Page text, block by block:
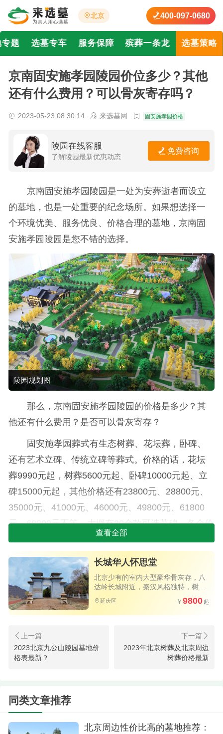
北京 400-097-0680
题 选墓专车 服务保障 殡葬一条龙 选墓策略
京南固安施孝园陵园价位多少？其他
还有什么费用？可以骨灰寄存吗？
2023-05-23 08:30:14 来选墓网 固安施孝园价格
陵园在线客服
了解陵园最新优惠动态
免费咨询
京南固安施孝园陵园是一处为安葬逝者而设立
的墓地，也是一处重要的纪念场所。如果想选择一
个环境优美、服务优良、价格合理的墓地，京南固
安施孝园陵园是您不错的选择。
陵园规划图
那么，京南固安施孝园陵园的价格是多少？其
他还有什么费用？是否可以骨灰寄存？
固安施孝园葬式有生态树葬、花坛葬，卧碑、
还有艺术立碑、传统立碑等葬式。价格的话，花坛
葬9990元起，树葬5600元起、卧碑10000元起、立
碑15000元起，其他价格还有23800元、28800元、
35000元、41000元、46000元、49800元、61800
元、68800元不等，大概有30余款可选墓碑，各个价
位都有，可以说性价比十足，可以满足不同用户需
求。
京南固安施孝园陵园的价格是根据墓地的类
型、位置、面积等因素而定的。一般来说，墓地的
价格越高，墓穴的面积越大，服务也越好。但是，
咨询我们的客服人员，他们会为您提供更加详细的
信息。咨询热线400-0970680
用。例如，管理费、服务费、清明节祭扫费等等。
这些费用都是根据您的具体情况而定的，如果您需
要了解更多的费用信息，建议您可以咨询我们的客
查看全部
长城华人怀思堂
北京少有的室内大型豪华骨灰存，八
达岭长城附近，秦汉风格独特，树葬
和自然石景观葬式别致，环境优美宁
延庆区 9800
2023北京九公山陵园墓地价
格表最新？
2023年北京树葬及北京周边
树葬价格最新
同类文章推荐
北京周边性价比高的墓地推荐：